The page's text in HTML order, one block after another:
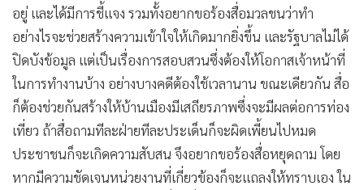
อยู่ และได้มีการชี้แจง รวมทั้งอยากขอร้องสื่อมวลชนว่าทำ
อย่างไรจะช่วยสร้างความเข้าใจให้เกิดมากยิ่งขึ้น และรัฐบาลไม่ได้
ปิดบังข้อมูล แต่เป็นเรื่องการสอบสวนซึ่งต้องให้โอกาสเจ้าหน้าที่
ในการทำงานบ้าง อย่างบางคดีต้องใช้เวลานาน ขณะเดียวกัน สื่อ
ก็ต้องช่วยกันสร้างให้บ้านเมืองมีเสถียรภาพซึ่งจะมีผลต่อการท่อง
เที่ยว ถ้าสื่อถามทีละฝ่ายทีละประเด็นก็จะผิดเพี้ยนไปหมด
ประชาชนก็จะเกิดความสับสน จึงอยากขอร้องสื่อหยุดถาม โดย
หากมีความชัดเจนหน่วยงานที่เกี่ยวข้องก็จะแถลงให้ทราบเอง ใน